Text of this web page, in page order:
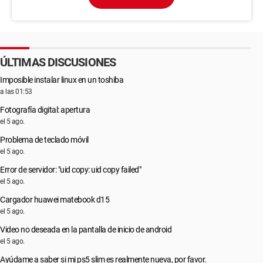
ÚLTIMAS DISCUSIONES
Imposible instalar linux en un toshiba
a las 01:53
Fotografía digital: apertura
el 5 ago.
Problema de teclado móvil
el 5 ago.
Error de servidor: "uid copy: uid copy failed"
el 5 ago.
Cargador huawei matebook d15
el 5 ago.
Video no deseada en la pantalla de inicio de android
el 5 ago.
Ayúdame a saber si mi ps5 slim es realmente nueva, por favor.